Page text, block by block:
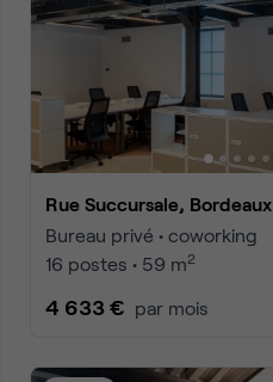
Rue Succursale, Bordeaux
Bureau privé • coworking
16 postes • 59 m2
4 633 € par mois